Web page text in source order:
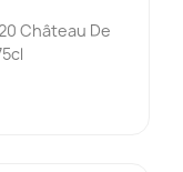
Château De